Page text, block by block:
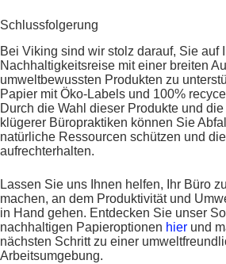
Schlussfolgerung
Bei Viking sind wir stolz darauf, Sie auf
Nachhaltigkeitsreise mit einer breiten
umweltbewussten Produkten zu
Papier mit Öko-Labels und 100%
Durch die Wahl dieser Produkte und
klügerer Büropraktiken können Sie
natürliche Ressourcen schützen und
aufrechterhalten.
Lassen Sie uns Ihnen helfen, Ihr Büro
machen, an dem Produktivität und
in Hand gehen. Entdecken Sie unser
nachhaltigen Papieroptionen hier und
nächsten Schritt zu einer
Arbeitsumgebung.